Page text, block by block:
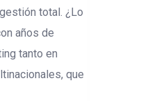
total. ¿Lo
años de
tanto en
que